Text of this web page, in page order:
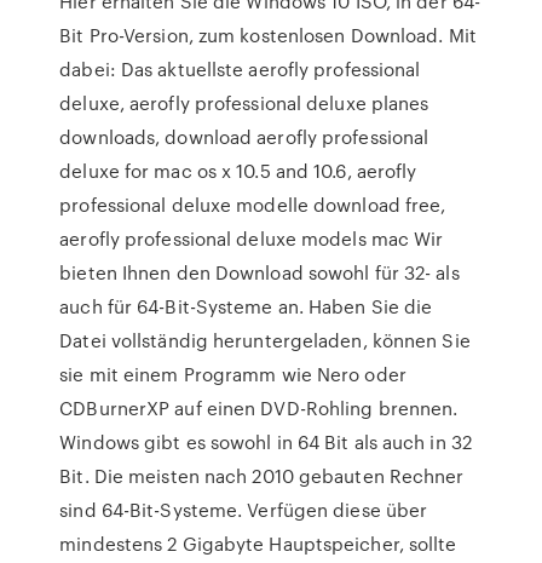
Bit Pro-Version, zum kostenlosen Download. Mit
dabei: Das aktuellste aerofly professional
deluxe, aerofly professional deluxe planes
downloads, download aerofly professional
deluxe for mac os x 10.5 and 10.6, aerofly
professional deluxe modelle download free,
aerofly professional deluxe models mac Wir
bieten Ihnen den Download sowohl für 32- als
auch für 64-Bit-Systeme an. Haben Sie die
Datei vollständig heruntergeladen, können Sie
sie mit einem Programm wie Nero oder
CDBurnerXP auf einen DVD-Rohling brennen.
Windows gibt es sowohl in 64 Bit als auch in 32
Bit. Die meisten nach 2010 gebauten Rechner
sind 64-Bit-Systeme. Verfügen diese über
mindestens 2 Gigabyte Hauptspeicher, sollte